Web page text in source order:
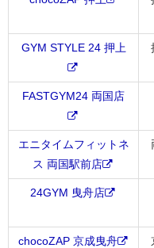
GYM STYLE 24 押上
FASTGYM24 両国店
エニタイムフィットネ
ス 両国駅前店
24GYM 曳舟店
chocoZAP 京成曳舟